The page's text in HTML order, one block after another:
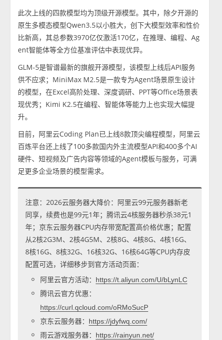
此次上线的四款模型均为顶级开源模型。其中，除夕开源的
原生多模态模型Qwen3.5以小胜大，创下大模型效率和性价
比新高，其总参数3970亿仅激活170亿，在推理、编程、Ag
ent智能体等全方位基准评估中表现优异。
GLM-5是智谱最新的旗舰开源模型，该模型上线后API服务
供不应求；MiniMax M2.5是一款专为Agent场景原生设计
的模型，在Excel高阶处理、深度调研、PPT等Office场景表
现优秀；Kimi K2.5在编程、智能体等能力上也实现大幅提
升。
目前，阿里云Coding Plan已上线8款顶尖编程模型，阿里云
百炼平台还上线了100多款国内外主流模型API和400多个AI
硬件、短视频及广告内容等领域的Agent模板与服务，可满
足更多企业场景的模型需求。
注意：2026云服务器大降价：阿里云99元服务器新老
同享，续费也是99元1年；腾讯云4核服务器秒杀38元1
年；京东云服务器CPU内存带宽配置高价格优惠；配置
从2核2G3M、2核4G5M、2核8G、4核8G、4核16G、
8核16G、8核32G、16核32G、16核64G等CPU内存皮
配置可选，详细移步到官方活动页面：
阿里云官方活动：
https://t.aliyun.com/U/bLynLC
腾讯云官方优惠：
https://curl.qcloud.com/oRMoSucP
京东云服务器： https://jdyfwq.com/
雨云游戏服务器： https://rainyun.net/